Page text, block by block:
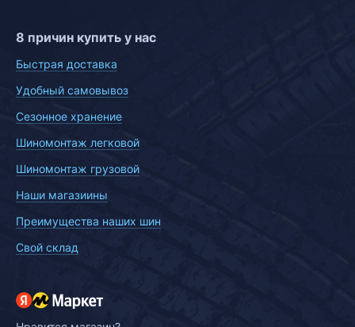
8 причин купить у нас
Быстрая доставка
Удобный самовывоз
Сезонное хранение
Шиномонтаж легковой
Шиномонтаж грузовой
Наши магазиины
Преимущества наших шин
Свой склад